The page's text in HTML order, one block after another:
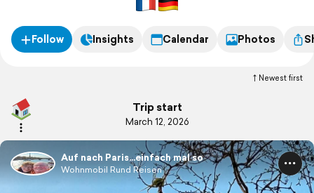
Follow Insights Calendar Photos
Newest first
Trip start
March 12, 2026
Auf nach Paris…einfach mal so
Wohnmobil Rund Reisen